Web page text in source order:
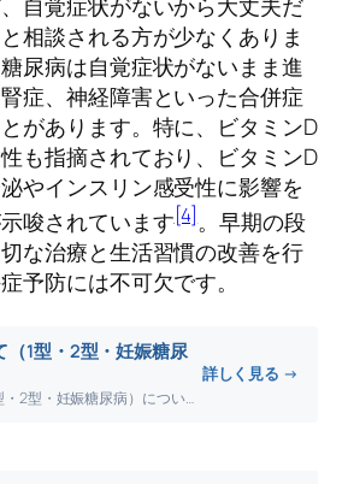
相談される方が少なくありま
尿病は自覚症状がないまま進
症、神経障害といった合併症
があります。特に、ビタミンD
も指摘されており、ビタミンD
やインスリン感受性に影響を
唆されています[4]。早期の段
な治療と生活習慣の改善を行
予防には不可欠です。
（1型・2型・妊娠糖尿
糖尿病のすべて（1型・2型・妊娠糖尿病）について詳しく解説します。
詳しく見る →